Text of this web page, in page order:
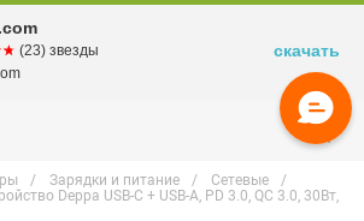
Зарядки и питание
Сетевые
Deppa USB-C + USB-A, PD 3.0, QC 3.0, 30Вт,
(23) звезды
скачать